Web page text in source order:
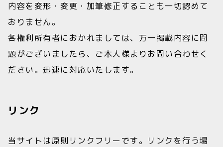
内容を変形・変更・加筆修正することも一切認めて
おりません。
各権利所有者におかれましては、万一掲載内容に問
題がございましたら、ご本人様よりお問い合わせく
ださい。迅速に対応いたします。
リンク
当サイトは原則リンクフリーです。リンクを行う場